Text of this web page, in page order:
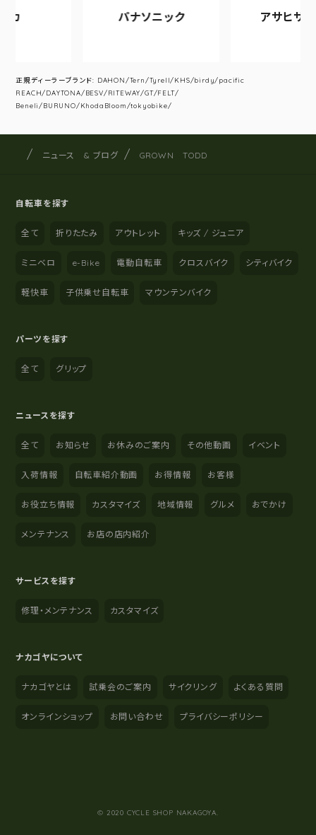
パナソニック アサヒサイクル
正規ディーラーブランド: DAHON/Tern/Tyrell/KHS/birdy/pacific
REACH/DAYTONA/BESV/RITEWAY/GT/FELT/
Beneli/BURUNO/KhodaBloom/tokyobike/
サイト内の現在地
サイクルショップナカゴヤ
ニュース & ブログ GROWN TODD
自転車を探す
全て 折りたたみ アウトレット キッズ / ジュニア
ミニベロ e-Bike 電動自転車 クロスバイク シティバイク
軽快車 子供乗せ自転車 マウンテンバイク
パーツを探す
全て グリップ
ニュースを探す
全て お知らせ お休みのご案内 その他動画 イベント
入荷情報 自転車紹介動画 お得情報 お客様
お役立ち情報 カスタマイズ 地域情報 グルメ おでかけ
メンテナンス お店の店内紹介
サービスを探す
修理・メンテナンス カスタマイズ
ナカゴヤについて
ナカゴヤとは 試乗会のご案内 サイクリング よくある質問
オンラインショップ お問い合わせ プライバシーポリシー
© 2020 CYCLE SHOP NAKAGOYA.